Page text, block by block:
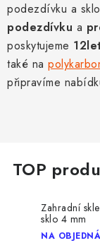
Kontakty
podezdívku a
podezdívku a
poskytujeme
také na
připravíme
Zahradní
sklo 4 mm
NA